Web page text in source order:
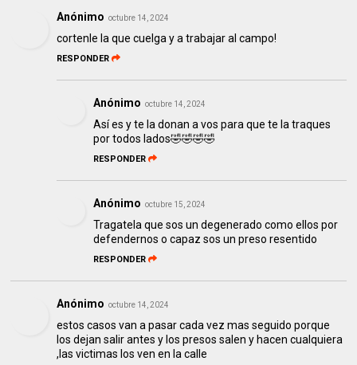
Anónimo octubre 14, 2024
cortenle la que cuelga y a trabajar al campo!
RESPONDER
Anónimo octubre 14, 2024
Así es y te la donan a vos para que te la traques
por todos lados🤣🤣🤣🤣
RESPONDER
Anónimo octubre 15, 2024
Tragatela que sos un degenerado como ellos por
defendernos o capaz sos un preso resentido
RESPONDER
Anónimo octubre 14, 2024
estos casos van a pasar cada vez mas seguido porque
los dejan salir antes y los presos salen y hacen cualquiera
,las victimas los ven en la calle